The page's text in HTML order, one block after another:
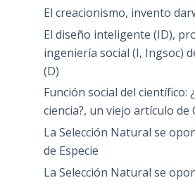
El creacionismo, invento
El diseño inteligente (ID),
ingeniería social (I, Ingsoc)
(D)
Función social del científico:
ciencia?, un viejo artículo de
La Selección Natural se
de Especie
La Selección Natural se